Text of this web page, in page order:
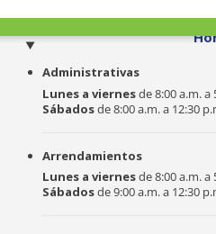
Administrativas
Lunes a viernesde 8:00 a.m. a
Sábadosde 8:00 a.m. a 12:30
Arrendamientos
Lunes a viernesde 8:00 a.m. a
Sábadosde 9:00 a.m. a 12:30